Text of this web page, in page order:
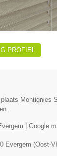
PROFIEL
Montignies
Google
Evergem (Oost-